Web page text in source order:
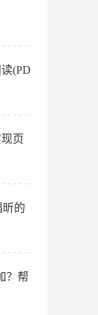
(PD
页
的
？帮